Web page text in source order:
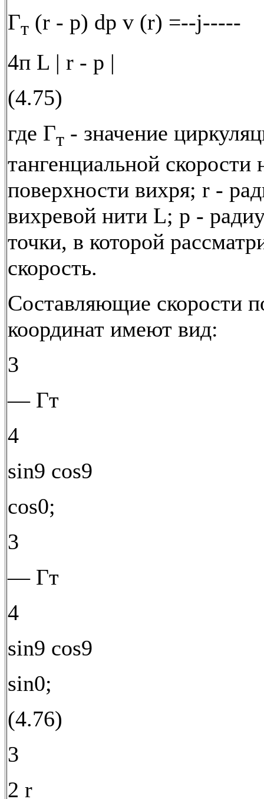
Гт (r - р) dp v (r) =--j-----
4п L | r - р |
(4.75)
где Гт - значение
тангенциальной скорости
поверхности вихря; r -
вихревой нити L; р -
точки, в которой
скорость.
Составляющие скорости
координат имеют вид:
3
— Гт
4
sin9 cos9
cos0;
3
— Гт
4
sin9 cos9
sin0;
(4.76)
3
2 r